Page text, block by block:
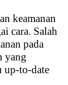
keamanan
cara. Salah
pada
yang
up-to-date